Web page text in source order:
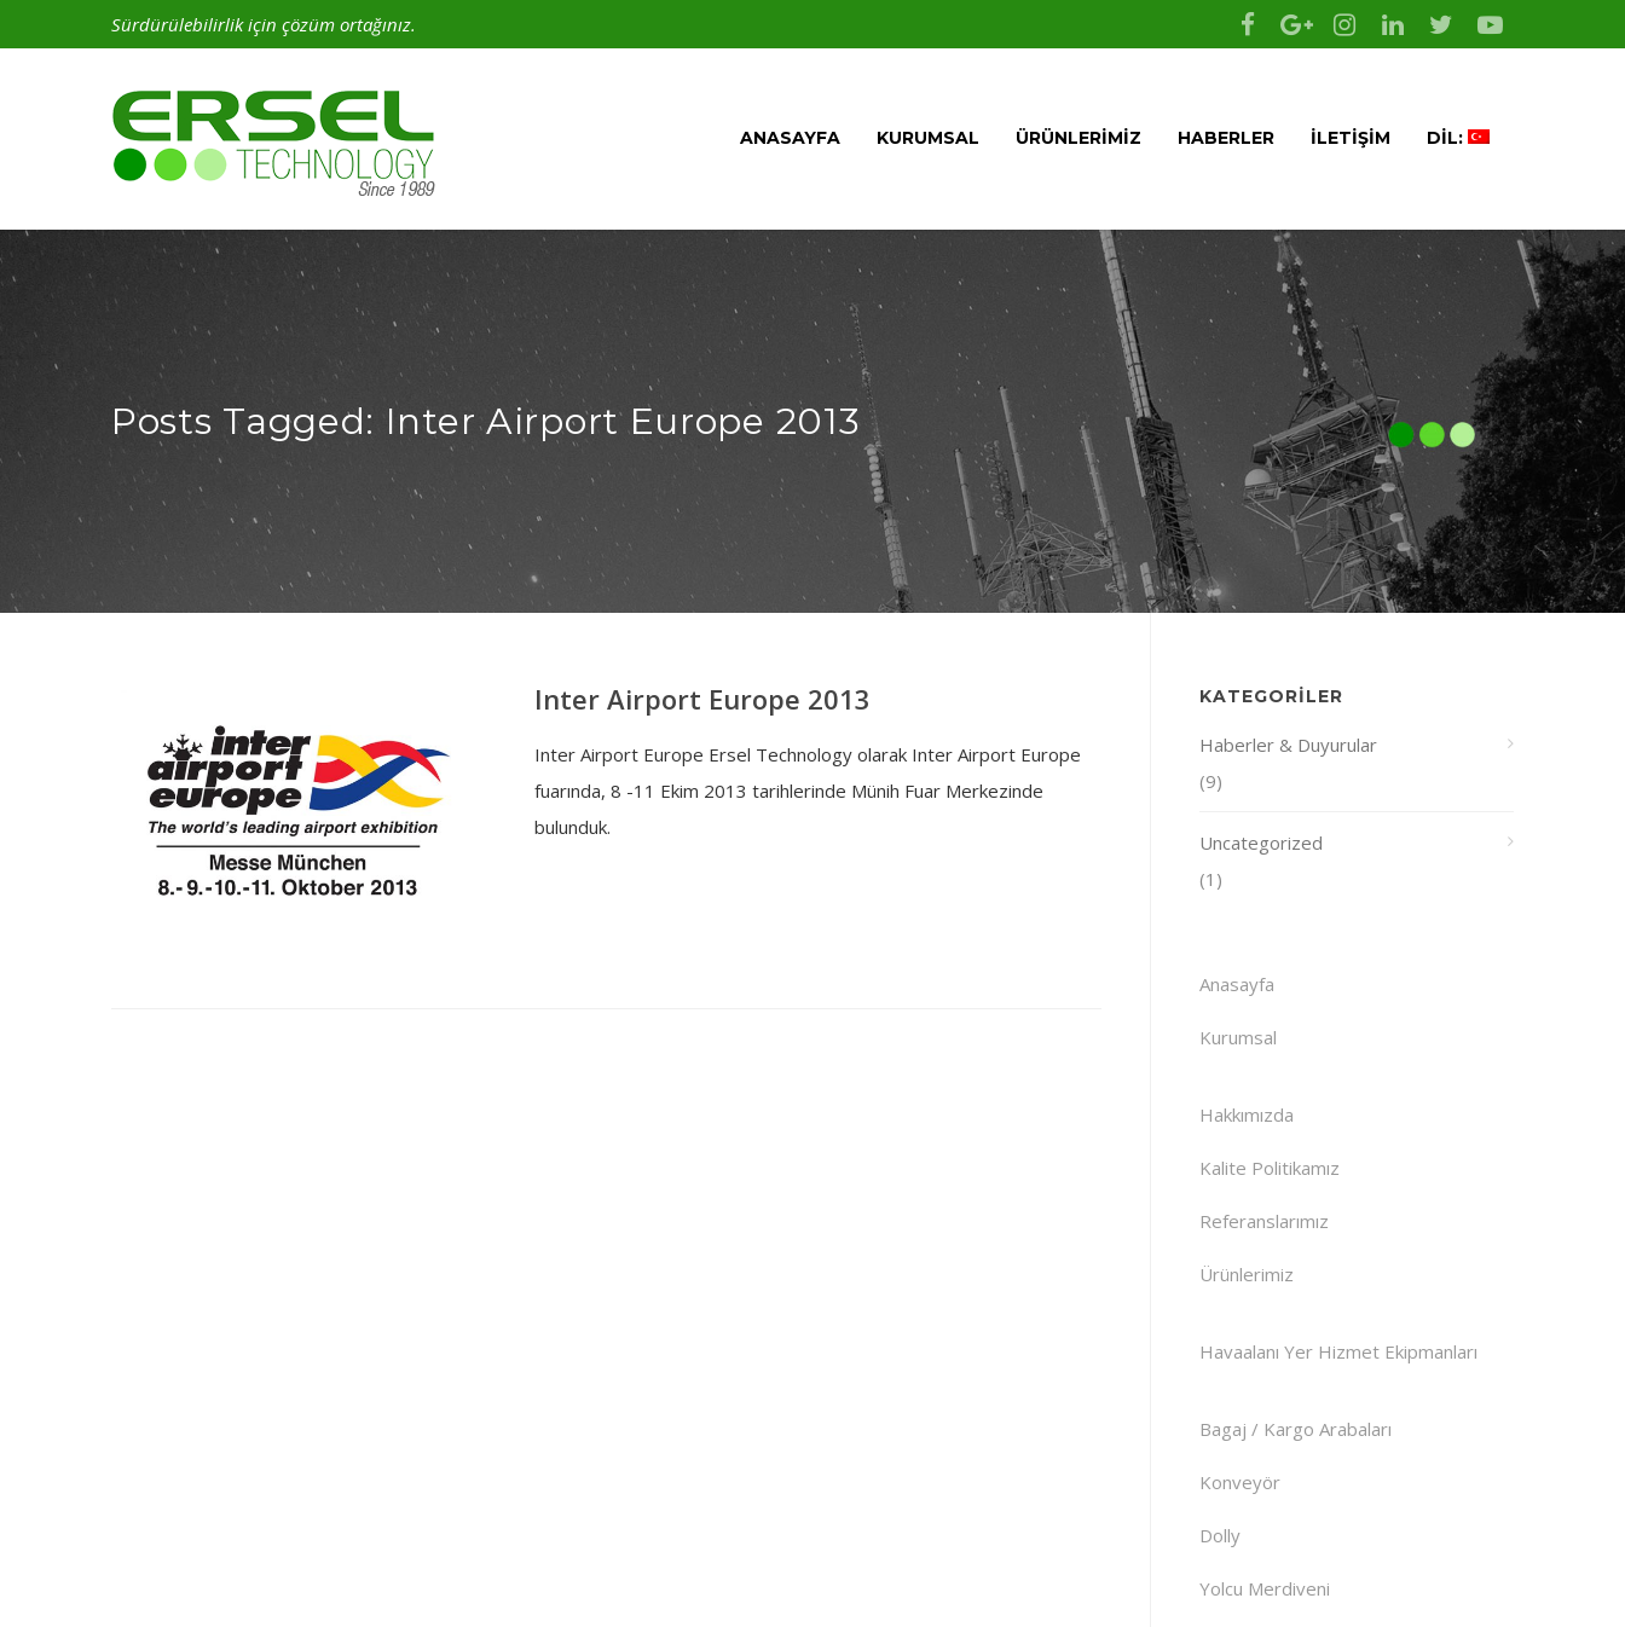
Sürdürülebilirlik için çözüm ortağınız.
ANASAYFA KURUMSAL ÜRÜNLERIMIZ HABERLER İLETIŞIM DIL:
Posts Tagged: Inter Airport Europe 2013
Inter Airport Europe 2013
Inter Airport Europe Ersel Technology olarak Inter Airport Europe
fuarında, 8 -11 Ekim 2013 tarihlerinde Münih Fuar Merkezinde
bulunduk.
KATEGORILER
Haberler & Duyurular
(9)
Uncategorized
(1)
Anasayfa
Kurumsal
Hakkımızda
Kalite Politikamız
Referanslarımız
Ürünlerimiz
Havaalanı Yer Hizmet Ekipmanları
Bagaj / Kargo Arabaları
Konveyör
Dolly
Yolcu Merdiveni